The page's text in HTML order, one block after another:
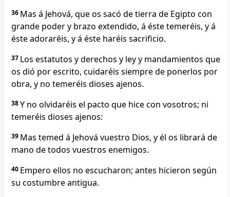
36 Mas á Jehová, que os sacó de tierra de Egipto con
grande poder y brazo extendido, á éste temeréis, y á
éste adoraréis, y á éste haréis sacrificio.
37 Los estatutos y derechos y ley y mandamientos que
os dió por escrito, cuidaréis siempre de ponerlos por
obra, y no temeréis dioses ajenos.
38Y no olvidaréis el pacto que hice con vosotros; ni
temeréis dioses ajenos:
39 Mas temed á Jehová vuestro Dios, y él os librará de
mano de todos vuestros enemigos.
40 Empero ellos no escucharon; antes hicieron según
su costumbre antigua.